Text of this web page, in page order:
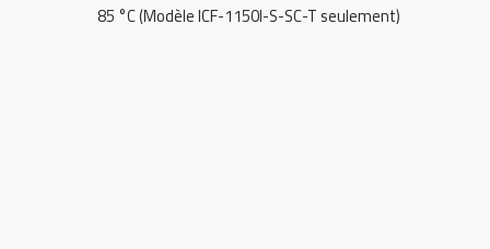
85 °C (Modèle ICF-1150I-S-SC-T seulement)